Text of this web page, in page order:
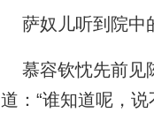
萨奴儿听到院中
慕容钦忱先前见
道：“谁知道呢，